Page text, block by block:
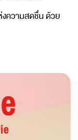
งความสดชื่น ด้วย